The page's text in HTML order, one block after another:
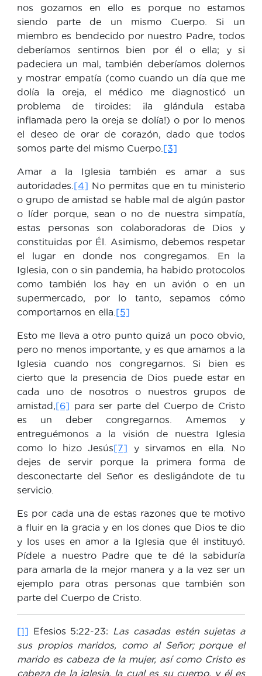
nos gozamos en ello es porque no estamos
siendo parte de un mismo Cuerpo. Si un
miembro es bendecido por nuestro Padre, todos
deberíamos sentirnos bien por él o ella; y si
padeciera un mal, también deberíamos dolernos
y mostrar empatía (como cuando un día que me
dolía la oreja, el médico me diagnosticó un
problema de tiroides: ¡la glándula estaba
inflamada pero la oreja se dolía!) o por lo menos
el deseo de orar de corazón, dado que todos
somos parte del mismo Cuerpo. [3]
Amar a la Iglesia también es amar a sus
autoridades. [4] No permitas que en tu ministerio
o grupo de amistad se hable mal de algún pastor
o líder porque, sean o no de nuestra simpatía,
estas personas son colaboradoras de Dios y
constituidas por Él. Asimismo, debemos respetar
el lugar en donde nos congregamos. En la
Iglesia, con o sin pandemia, ha habido protocolos
como también los hay en un avión o en un
supermercado, por lo tanto, sepamos cómo
comportarnos en ella. [5]
Esto me lleva a otro punto quizá un poco obvio,
pero no menos importante, y es que amamos a la
Iglesia cuando nos congregarnos. Si bien es
cierto que la presencia de Dios puede estar en
cada uno de nosotros o nuestros grupos de
amistad,[6] para ser parte del Cuerpo de Cristo
es un deber congregarnos. Amemos y
entreguémonos a la visión de nuestra Iglesia
como lo hizo Jesús[7] y sirvamos en ella. No
dejes de servir porque la primera forma de
desconectarte del Señor es desligándote de tu
servicio.
Es por cada una de estas razones que te motivo
a fluir en la gracia y en los dones que Dios te dio
y los uses en amor a la Iglesia que él instituyó.
Pídele a nuestro Padre que te dé la sabiduría
para amarla de la mejor manera y a la vez ser un
ejemplo para otras personas que también son
parte del Cuerpo de Cristo.
[1] Efesios 5:22-23:
Las casadas estén sujetas a
sus propios maridos, como al Señor; porque el
marido es cabeza de la mujer, así como Cristo es
cabeza de la iglesia, la cual es su cuerpo, y él es